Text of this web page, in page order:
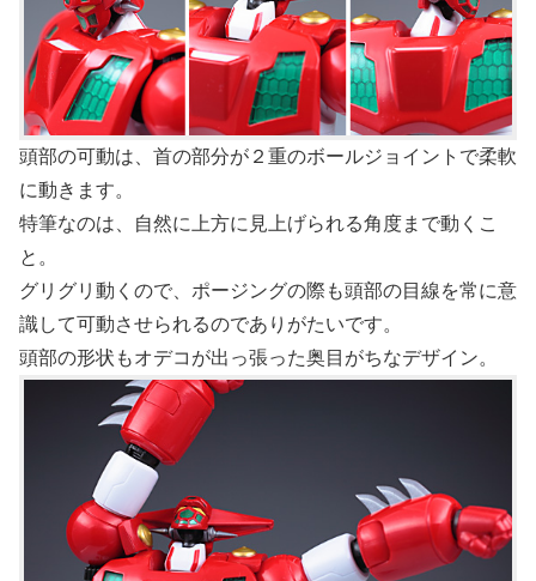
頭部の可動は、首の部分が２重のボールジョイントで柔軟
に動きます。
特筆なのは、自然に上方に見上げられる角度まで動くこ
と。
グリグリ動くので、ポージングの際も頭部の目線を常に意
識して可動させられるのでありがたいです。
頭部の形状もオデコが出っ張った奥目がちなデザイン。